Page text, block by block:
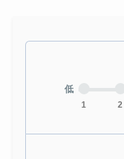
低
1 2